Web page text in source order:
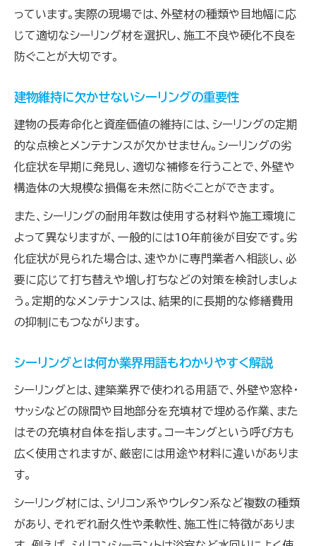
っています。実際の現場では、外壁材の種類や目地幅に応
じて適切なシーリング材を選択し、施工不良や硬化不良を
防ぐことが大切です。
建物維持に欠かせないシーリングの重要性
建物の長寿命化と資産価値の維持には、シーリングの定期
的な点検とメンテナンスが欠かせません。シーリングの劣
化症状を早期に発見し、適切な補修を行うことで、外壁や
構造体の大規模な損傷を未然に防ぐことができます。
また、シーリングの耐用年数は使用する材料や施工環境に
よって異なりますが、一般的には10年前後が目安です。劣
化症状が見られた場合は、速やかに専門業者へ相談し、必
要に応じて打ち替えや増し打ちなどの対策を検討しましょ
う。定期的なメンテナンスは、結果的に長期的な修繕費用
の抑制にもつながります。
シーリングとは何か業界用語もわかりやすく解説
シーリングとは、建築業界で使われる用語で、外壁や窓枠・
サッシなどの隙間や目地部分を充填材で埋める作業、また
はその充填材自体を指します。コーキングという呼び方も
広く使用されますが、厳密には用途や材料に違いがありま
す。
シーリング材には、シリコン系やウレタン系など複数の種類
があり、それぞれ耐久性や柔軟性、施工性に特徴がありま